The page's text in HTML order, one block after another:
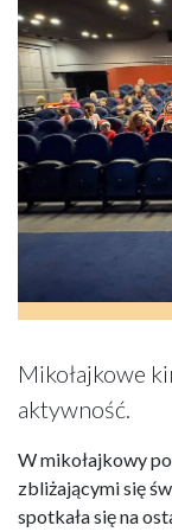
Mikołajkowe
aktywność.
W mikołajkowy
zbliżającymi się
spotkała się na